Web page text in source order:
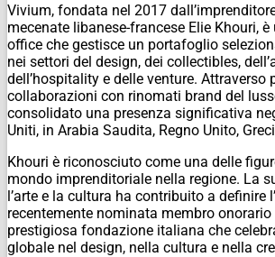
Vivium, fondata nel 2017
mecenate libanese-francese Elie Khouri,
office che gestisce un portafoglio
nei settori del design, dei collectibles,
dell’hospitality e delle venture. Attraverso
collaborazioni con rinomati brand del
consolidato una presenza significativa
Uniti, in Arabia Saudita, Regno Unito,
Khouri è riconosciuto come una delle
mondo imprenditoriale nella regione. La
l’arte e la cultura ha contribuito a definire
recentemente nominata membro
prestigiosa fondazione italiana che
globale nel design, nella cultura e nella